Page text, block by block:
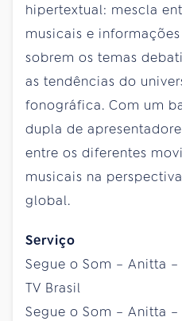
hipertextual: mescla
musicais e
sobrem os temas
as tendências do
fonográfica. Com um
dupla de
entre os diferentes
musicais na
global.
Serviço
Segue o Som – Anitta –
TV Brasil
Segue o Som – Anitta –